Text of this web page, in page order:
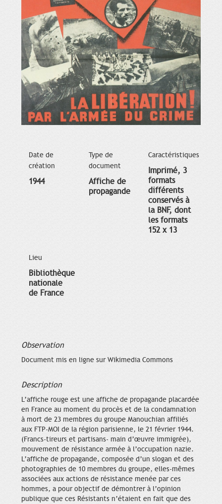
Date de
création
1944
Type de
document
Affiche de
propagande
Caractéristiques
Imprimé, 3
formats
différents
conservés à
la BNF, dont
les formats
152 x 13
Lieu
Bibliothèque
nationale
de France
Observation
Document mis en ligne sur Wikimedia Commons
Description
L’affiche rouge est une affiche de propagande placardée
en France au moment du procès et de la condamnation
à mort de 23 membres du groupe Manouchian affiliés
aux FTP-MOI de la région parisienne, le 21 février 1944.
(Francs-tireurs et partisans- main d’œuvre immigrée),
mouvement de résistance armée à l’occupation nazie.
L’affiche de propagande, composée d’un slogan et des
photographies de 10 membres du groupe, elles-mêmes
associées aux actions de résistance menée par ces
hommes, a pour objectif de démontrer à l’opinion
publique que ces Résistants n’étaient en fait que des